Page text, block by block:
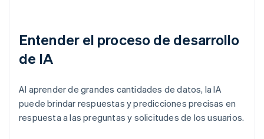
Entender el proceso de desarrollo
de IA
Al aprender de grandes cantidades de datos, la IA
puede brindar respuestas y predicciones precisas en
respuesta a las preguntas y solicitudes de los usuarios.